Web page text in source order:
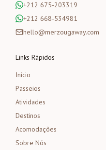
+212 675-203319
+212 668-534981
hello@merzougaway.com
Links Rápidos
Início
Passeios
Atividades
Destinos
Acomodações
Sobre Nós